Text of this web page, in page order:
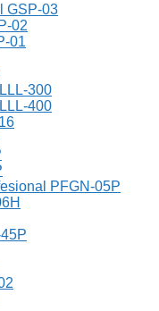
GSP-03
02
01
300
400
PFGN-05P